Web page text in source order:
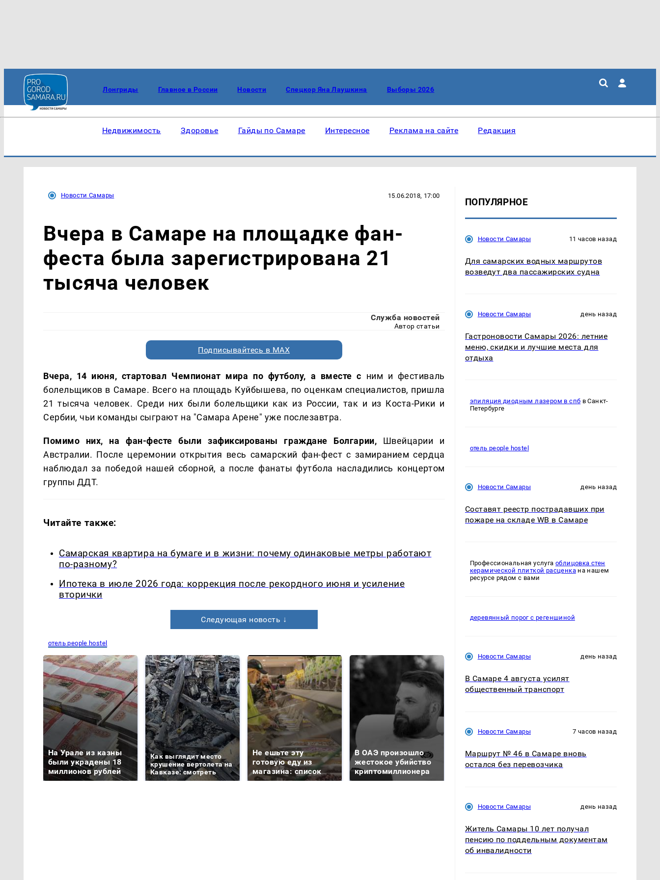
Лонгриды Главное в России Новости Спецкор Яна Лаушкина Выборы 2026
Недвижимость Здоровье Гайды по Самаре Интересное Реклама на сайте Редакция
Новости Самары 15.06.2018, 17:00
Вчера в Самаре на площадке фан-
феста была зарегистрирована 21
тысяча человек
Служба новостей
Автор статьи
Подписывайтесь в MAX
Вчера, 14 июня, стартовал Чемпионат мира по футболу, а вместе с ним и фестиваль
болельщиков в Самаре. Всего на площадь Куйбышева, по оценкам специалистов, пришла
21 тысяча человек. Среди них были болельщики как из России, так и из Коста-Рики и
Сербии, чьи команды сыграют на "Самара Арене" уже послезавтра.
Помимо них, на фан-фесте были зафиксированы граждане Болгарии, Швейцарии и
Австралии. После церемонии открытия весь самарский фан-фест с замиранием сердца
наблюдал за победой нашей сборной, а после фанаты футбола насладились концертом
группы ДДТ.
Читайте также:
Самарская квартира на бумаге и в жизни: почему одинаковые метры работают
по-разному?
Ипотека в июле 2026 года: коррекция после рекордного июня и усиление
вторички
Следующая новость ↓
отель people hostel
На Урале из казны
были украдены 18
миллионов рублей
Как выглядит место
крушение вертолета на
Кавказе: смотреть
Не ешьте эту
готовую еду из
магазина: список
В ОАЭ произошло
жестокое убийство
криптомиллионера
Все новости по
падению вертолета на
Таких событий не
было с 1945: чего
ПОПУЛЯРНОЕ
Новости Самары 11 часов назад
Для самарских водных маршрутов
возведут два пассажирских судна
Новости Самары день назад
Гастроновости Самары 2026: летние
меню, скидки и лучшие места для
отдыха
эпиляция диодным лазером в спб в Санкт-
Петербурге
отель people hostel
Новости Самары день назад
Составят реестр пострадавших при
пожаре на складе WB в Самаре
Профессиональная услуга облицовка стен
керамической плиткой расценкана нашем
ресурсе рядом с вами
деревянный порог с регеншиной
Новости Самары день назад
В Самаре 4 августа усилят
общественный транспорт
Новости Самары 7 часов назад
Маршрут № 46 в Самаре вновь
остался без перевозчика
Новости Самары день назад
Житель Самары 10 лет получал
пенсию по поддельным документам
об инвалидности